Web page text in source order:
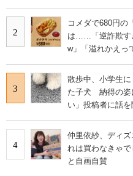
2
コメダで680円
は……「逆詐欺す
w」「溢れかえっ
3
散歩中、小学生
た子犬 納得の姿
い」投稿者に話を
4
仲里依紗、ディ
れは買わなきゃ
と自画自賛